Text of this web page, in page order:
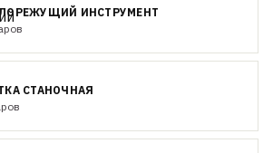
ИНСТРУМЕНТ
СТАНОЧНАЯ